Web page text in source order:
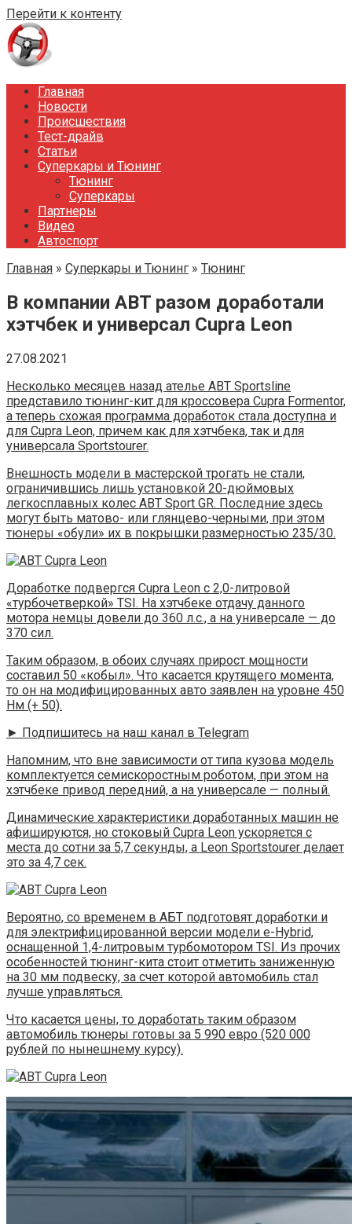
Перейти к контенту
Главная
Новости
Происшествия
Тест-драйв
Статьи
Суперкары и Тюнинг
Тюнинг
Суперкары
Партнеры
Видео
Автоспорт
Главная » Суперкары и Тюнинг » Тюнинг
В компании ABT разом доработали
хэтчбек и универсал Cupra Leon
27.08.2021
Несколько месяцев назад ателье ABT Sportsline
представило тюнинг-кит для кроссовера Cupra Formentor,
а теперь схожая программа доработок стала доступна и
для Cupra Leon, причем как для хэтчбека, так и для
универсала Sportstourer.
Внешность модели в мастерской трогать не стали,
ограничившись лишь установкой 20-дюймовых
легкосплавных колес ABT Sport GR. Последние здесь
могут быть матово- или глянцево-черными, при этом
тюнеры «обули» их в покрышки размерностью 235/30.
Доработке подвергся Cupra Leon с 2,0-литровой
«турбочетверкой» TSI. На хэтчбеке отдачу данного
мотора немцы довели до 360 л.с., а на универсале — до
370 сил.
Таким образом, в обоих случаях прирост мощности
составил 50 «кобыл». Что касается крутящего момента,
то он на модифицированных авто заявлен на уровне 450
Нм (+ 50).
► Подпишитесь на наш канал в Telegram
Напомним, что вне зависимости от типа кузова модель
комплектуется семискоростным роботом, при этом на
хэтчбеке привод передний, а на универсале — полный.
Динамические характеристики доработанных машин не
афишируются, но стоковый Cupra Leon ускоряется с
места до сотни за 5,7 секунды, а Leon Sportstourer делает
это за 4,7 сек.
Вероятно, со временем в АБТ подготовят доработки и
для электрифицированной версии модели e-Hybrid,
оснащенной 1,4-литровым турбомотором TSI. Из прочих
особенностей тюнинг-кита стоит отметить заниженную
на 30 мм подвеску, за счет которой автомобиль стал
лучше управляться.
Что касается цены, то доработать таким образом
автомобиль тюнеры готовы за 5 990 евро (520 000
рублей по нынешнему курсу).